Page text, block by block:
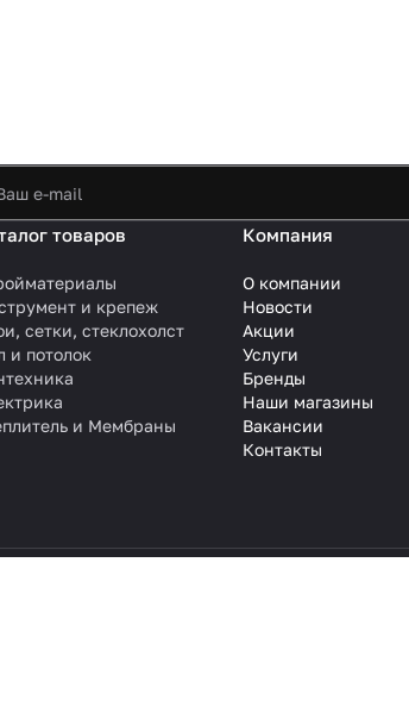
товаров
и крепеж
сетки, стеклохолст
и потолок
и Мембраны
Компания
О компании
Новости
Акции
Услуги
Бренды
Наши магазины
Вакансии
Контакты